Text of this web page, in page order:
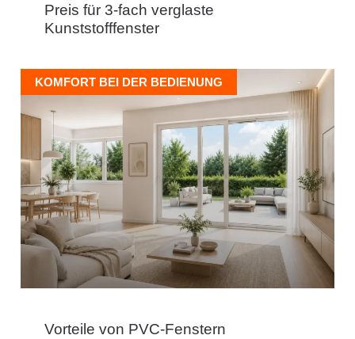
Preis für 3-fach verglaste
Kunststofffenster
KOMFORT BEI DER BEDIENUNG
Vorteile von PVC-Fenstern